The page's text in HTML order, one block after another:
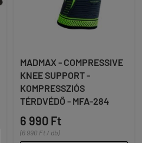
MADMAX - COMPRESSIVE
KNEE SUPPORT -
KOMPRESSZIÓS
TÉRDVÉDŐ - MFA-284
6 990 Ft
(6 990 Ft / db)